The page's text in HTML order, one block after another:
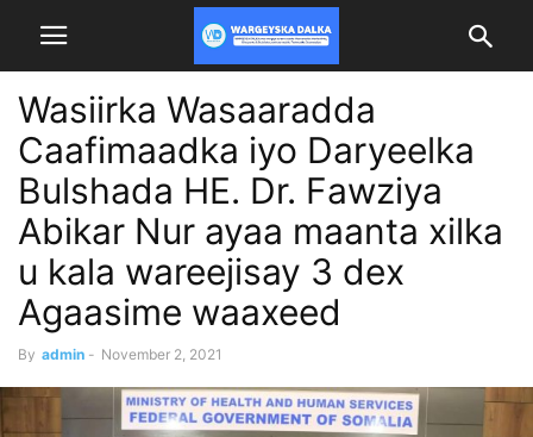
Wasiirka Wasaaradda
Caafimaadka iyo Daryeelka
Bulshada HE. Dr. Fawziya
Abikar Nur ayaa maanta xilka
u kala wareejisay 3 dex
Agaasime waaxeed
By admin - November 2, 2021